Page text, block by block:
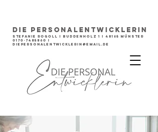
DIE PERSONALENTWICKLERIN
STEFANIE ROGOLL I Buddenholz 1 I 48165 Münster
0170-7485860 I
diepersonalentwicklerin@email.de